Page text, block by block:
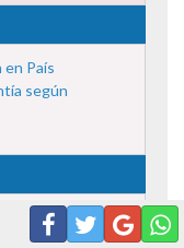
en País
según
el año 2024.